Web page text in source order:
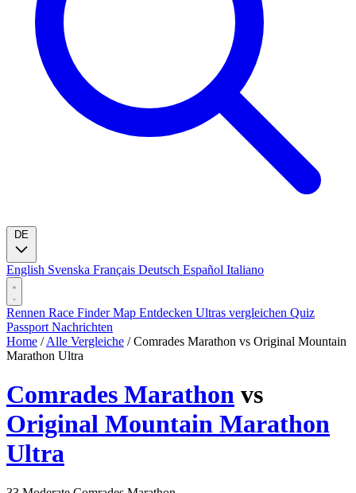
English Svenska Français Deutsch Español Italiano
Rennen Race FinderMap Entdecken Ultras vergleichen Quiz
Passport Nachrichten
Home / Alle Vergleiche / Comrades Marathon vs Original Mountain
Marathon Ultra
Comrades Marathon vs
Original Mountain Marathon
Ultra